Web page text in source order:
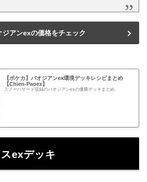
ジアンexの価格をチェック
【ポケカ】パオジアンex環境デッキレシピまとめ
【Chien-Paoex】
スノーハザード収録のパオジアンexの優勝デッキまとめ
exデッキ